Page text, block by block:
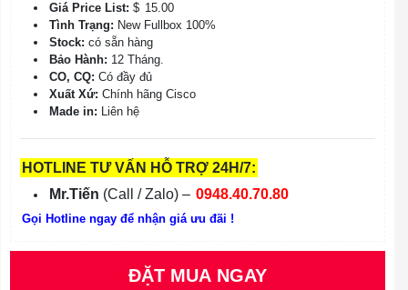
Giá Price List: $ 15.00
Tình Trạng: New Fullbox 100%
Stock: có sẵn hàng
Bảo Hành: 12 Tháng.
CO, CQ: Có đầy đủ
Xuất Xứ: Chính hãng Cisco
Made in: Liên hệ
HOTLINE TƯ VẤN HỖ TRỢ 24H/7:
Mr.Tiến (Call / Zalo) – 0948.40.70.80
Gọi Hotline ngay để nhận giá ưu đãi !
ĐẶT MUA NGAY